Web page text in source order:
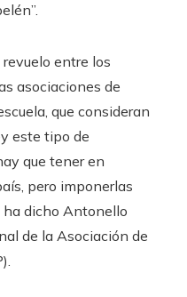
entre los
asociaciones de
que consideran
este tipo de
que tener en
pero imponerlas
ha dicho Antonello
de la Asociación de